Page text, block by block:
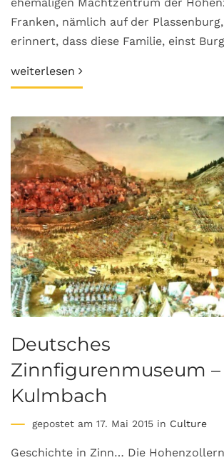
ehemaligen Machtzentrum der
Franken, nämlich auf der
erinnert, dass diese Familie, einst
weiterlesen
Deutsches
Zinnfigurenmuseum –
Kulmbach
gepostet am 17. Mai 2015 in Culture
Geschichte in Zinn… Die